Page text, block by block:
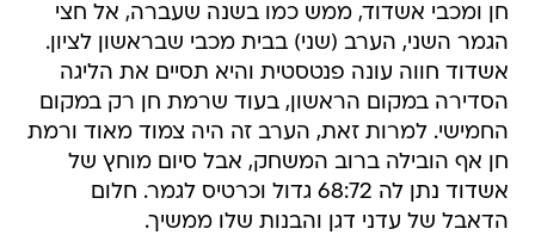
חן ומכבי אשדוד, ממש כמו בשנה שעברה, אל חצי
הגמר השני, הערב (שני) בבית מכבי שבראשון לציון.
אשדוד חווה עונה פנטסטית והיא תסיים את הליגה
הסדירה במקום הראשון, בעוד שרמת חן רק במקום
החמישי. למרות זאת, הערב זה היה צמוד מאוד ורמת
חן אף הובילה ברוב המשחק, אבל סיום מוחץ של
אשדוד נתן לה 68:72 גדול וכרטיס לגמר. חלום
הדאבל של עדני דגן והבנות שלו ממשיך.